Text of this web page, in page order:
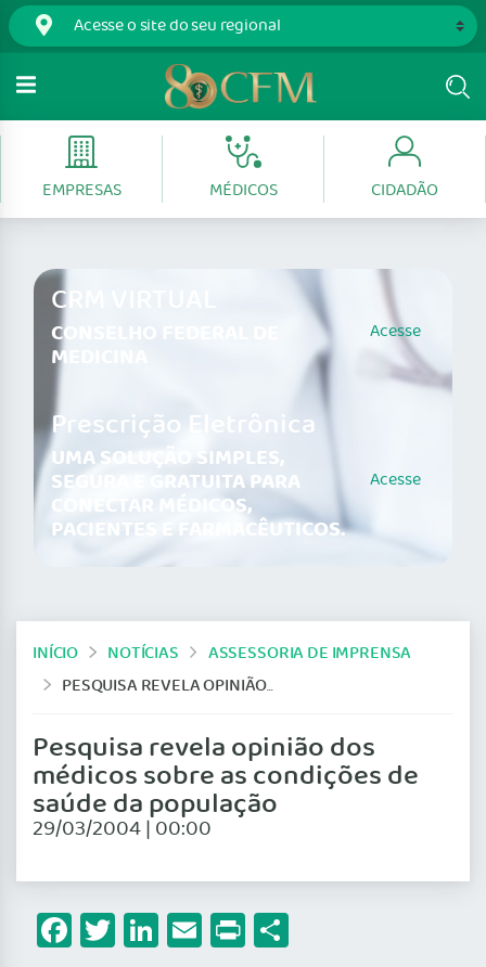
EMPRESAS MÉDICOS CIDADÃO
CRM VIRTUAL
CONSELHO FEDERAL DE
MEDICINA
Acesse
Prescrição Eletrônica
UMA SOLUÇÃO SIMPLES,
SEGURA E GRATUITA PARA
CONECTAR MÉDICOS,
PACIENTES E FARMACÊUTICOS.
Acesse
INÍCIO NOTÍCIAS
ASSESSORIA DE IMPRENSA
PESQUISA REVELA OPINIÃO DOS MÉDICOS SOBRE AS CONDIÇÕES DE SAÚDE DA POPULAÇÃO
Pesquisa revela opinião dos
médicos sobre as condições de
saúde da população
29/03/2004 | 00:00
Facebook
Twitter
LinkedIn
Email
Print